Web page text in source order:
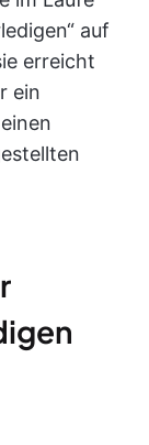
auf
erreicht
ein